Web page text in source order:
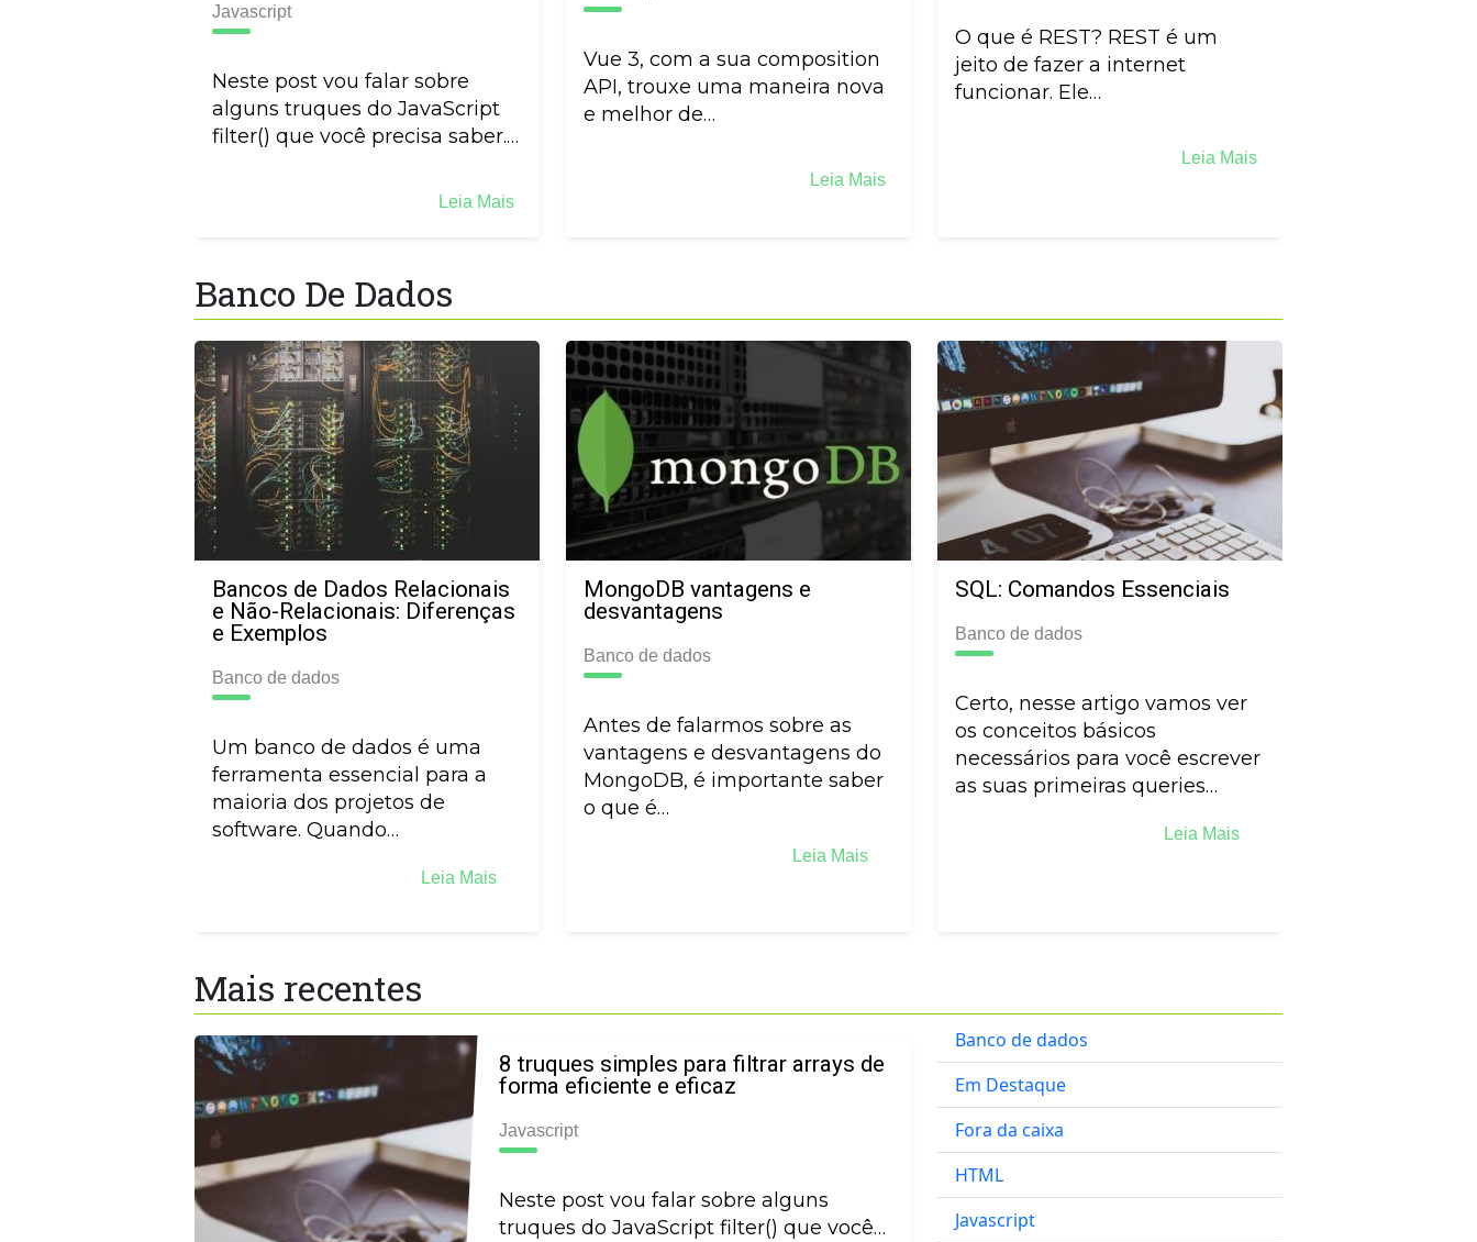
Javascript
Neste post vou falar sobre
alguns truques do JavaScript
filter() que você precisa saber.…
Leia Mais
Vue 3, com a sua composition
API, trouxe uma maneira nova
e melhor de…
Leia Mais
O que é REST? REST é um
jeito de fazer a internet
funcionar. Ele…
Leia Mais
Banco De Dados
Bancos de Dados Relacionais
e Não-Relacionais: Diferenças
e Exemplos
Banco de dados
Um banco de dados é uma
ferramenta essencial para a
maioria dos projetos de
software. Quando…
Leia Mais
MongoDB vantagens e
desvantagens
Banco de dados
Antes de falarmos sobre as
vantagens e desvantagens do
MongoDB, é importante saber
o que é…
Leia Mais
SQL: Comandos Essenciais
Banco de dados
Certo, nesse artigo vamos ver
os conceitos básicos
necessários para você escrever
as suas primeiras queries…
Leia Mais
Mais recentes
8 truques simples para filtrar arrays de
forma eficiente e eficaz
Javascript
Neste post vou falar sobre alguns
truques do JavaScript filter() que você…
Banco de dados
Em Destaque
Fora da caixa
HTML
Javascript